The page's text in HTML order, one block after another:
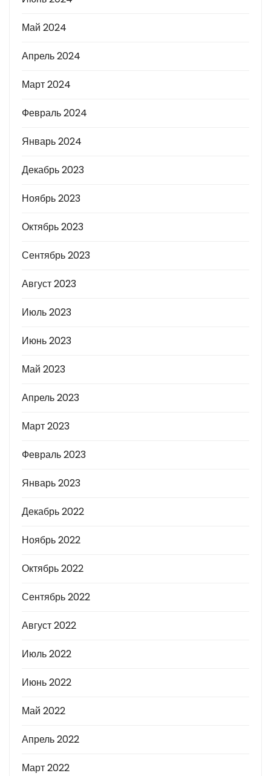
Май 2024
Апрель 2024
Март 2024
Февраль 2024
Январь 2024
Декабрь 2023
Ноябрь 2023
Октябрь 2023
Сентябрь 2023
Август 2023
Июль 2023
Июнь 2023
Май 2023
Апрель 2023
Март 2023
Февраль 2023
Январь 2023
Декабрь 2022
Ноябрь 2022
Октябрь 2022
Сентябрь 2022
Август 2022
Июль 2022
Июнь 2022
Май 2022
Апрель 2022
Март 2022